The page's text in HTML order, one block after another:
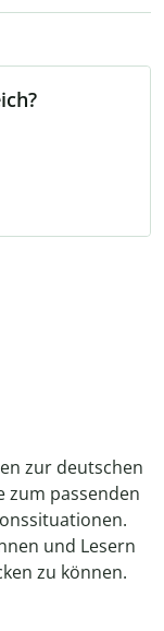
zur deutschen
zum passenden
und Lesern
zu können.